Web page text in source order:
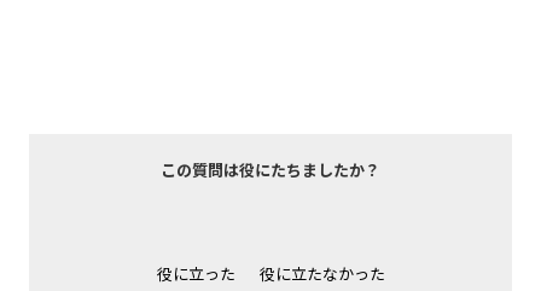
この質問は役にたちましたか？
役に立った 役に立たなかった